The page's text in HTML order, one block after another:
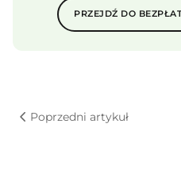
PRZEJDŹ DO
Poprzedni artykuł